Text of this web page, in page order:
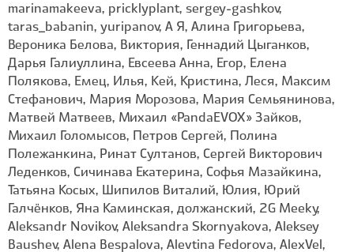
marinamakeeva, pricklyplant, sergey-gashkov,
taras_babanin, yuripanov, А Я, Алина Григорьева,
Вероника Белова, Виктория, Геннадий Цыганков,
Дарья Галиуллина, Евсеева Анна, Егор, Елена
Полякова, Емец, Илья, Кей, Кристина, Леся, Максим
Стефанович, Мария Морозова, Мария Семьянинова,
Матвей Матвеев, Михаил «PandaEVOX» Зайков,
Михаил Голомысов, Петров Сергей, Полина
Полежанкина, Ринат Султанов, Сергей Викторович
Леденков, Сичинава Екатерина, Софья Мазайкина,
Татьяна Косых, Шипилов Виталий, Юлия, Юрий
Галчёнков, Яна Каминская, должанский, 2G Meeky,
Aleksandr Novikov, Aleksandra Skornyakova, Aleksey
Baushev, Alena Bespalova, Alevtina Fedorova, AlexVel,